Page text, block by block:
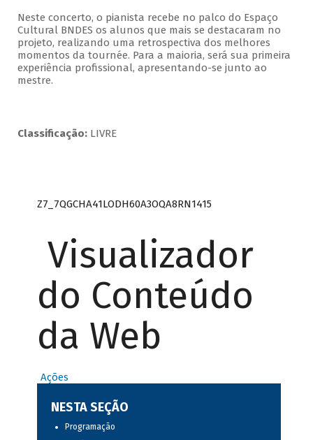
Neste concerto, o pianista recebe no palco do Espaço
Cultural BNDES os alunos que mais se destacaram no
projeto, realizando uma retrospectiva dos melhores
momentos da tournée. Para a maioria, será sua primeira
experiência profissional, apresentando-se junto ao
mestre.
Classificação:LIVRE
Z7_7QGCHA41LODH60A3OQA8RN1415
Visualizador
do Conteúdo
da Web
Ações
NESTA SEÇÃO
Programação